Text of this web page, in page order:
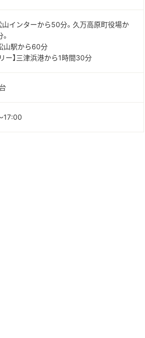
山インターから50分。久万高原町役場か
松山駅から60分
ー】三津浜港から1時間30分
17:00